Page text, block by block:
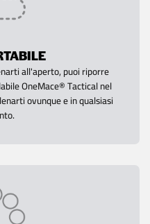
all'aperto, puoi riporre
OneMace® Tactical nel
ovunque e in qualsiasi